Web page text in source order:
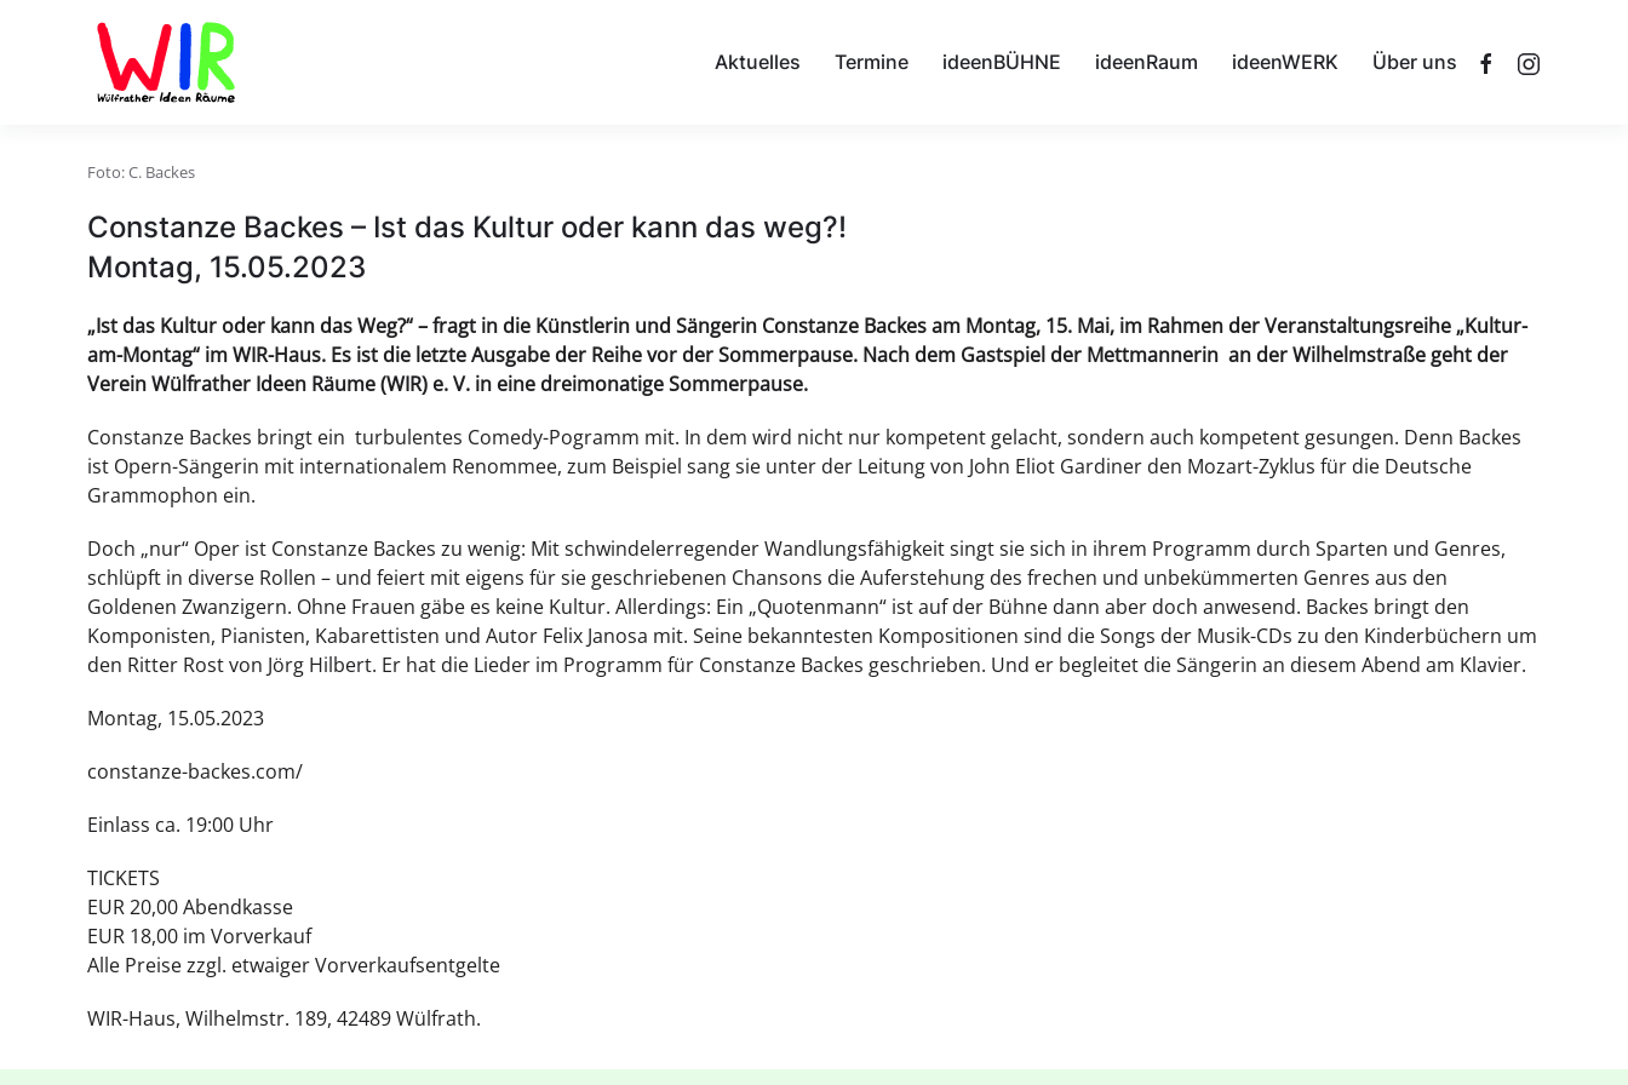
Skip to main content Aktuelles Termine ideenBÜHNE ideenRaum ideenWERK Über uns
Foto: C. Backes
Constanze Backes – Ist das Kultur oder kann das weg?!
Montag, 15.05.2023
„Ist das Kultur oder kann das Weg?“ – fragt in die Künstlerin und Sängerin Constanze Backes am Montag, 15. Mai, im Rahmen der Veranstaltungsreihe „Kultur-
am-Montag“ im WIR-Haus. Es ist die letzte Ausgabe der Reihe vor der Sommerpause. Nach dem Gastspiel der Mettmannerin an der Wilhelmstraße geht der
Verein Wülfrather Ideen Räume (WIR) e. V. in eine dreimonatige Sommerpause.
Constanze Backes bringt ein turbulentes Comedy-Pogramm mit. In dem wird nicht nur kompetent gelacht, sondern auch kompetent gesungen. Denn Backes
ist Opern-Sängerin mit internationalem Renommee, zum Beispiel sang sie unter der Leitung von John Eliot Gardiner den Mozart-Zyklus für die Deutsche
Grammophon ein.
Doch „nur“ Oper ist Constanze Backes zu wenig: Mit schwindelerregender Wandlungsfähigkeit singt sie sich in ihrem Programm durch Sparten und Genres,
schlüpft in diverse Rollen – und feiert mit eigens für sie geschriebenen Chansons die Auferstehung des frechen und unbekümmerten Genres aus den
Goldenen Zwanzigern. Ohne Frauen gäbe es keine Kultur. Allerdings: Ein „Quotenmann“ ist auf der Bühne dann aber doch anwesend. Backes bringt den
Komponisten, Pianisten, Kabarettisten und Autor Felix Janosa mit. Seine bekanntesten Kompositionen sind die Songs der Musik-CDs zu den Kinderbüchern um
den Ritter Rost von Jörg Hilbert. Er hat die Lieder im Programm für Constanze Backes geschrieben. Und er begleitet die Sängerin an diesem Abend am Klavier.
Montag, 15.05.2023
constanze-backes.com/
Einlass ca. 19:00 Uhr
TICKETS
EUR 20,00 Abendkasse
EUR 18,00 im Vorverkauf
Alle Preise zzgl. etwaiger Vorverkaufsentgelte
WIR-Haus, Wilhelmstr. 189, 42489 Wülfrath.